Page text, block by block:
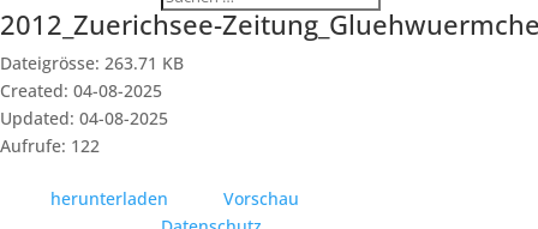
2012_Zuerichsee-
Dateigrösse: 263.71 KB
Created: 04-08-2025
Updated: 04-08-2025
Aufrufe: 122
herunterladen
Vorschau